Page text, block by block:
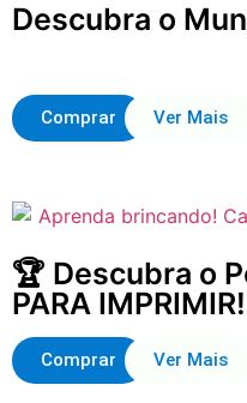
Descubra o
Comprar Ver Mais
🏆 Descubra o
PARA
Comprar Ver Mais